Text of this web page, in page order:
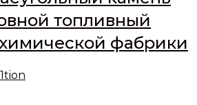
—
природный
Архитектор
топливный
фабрики